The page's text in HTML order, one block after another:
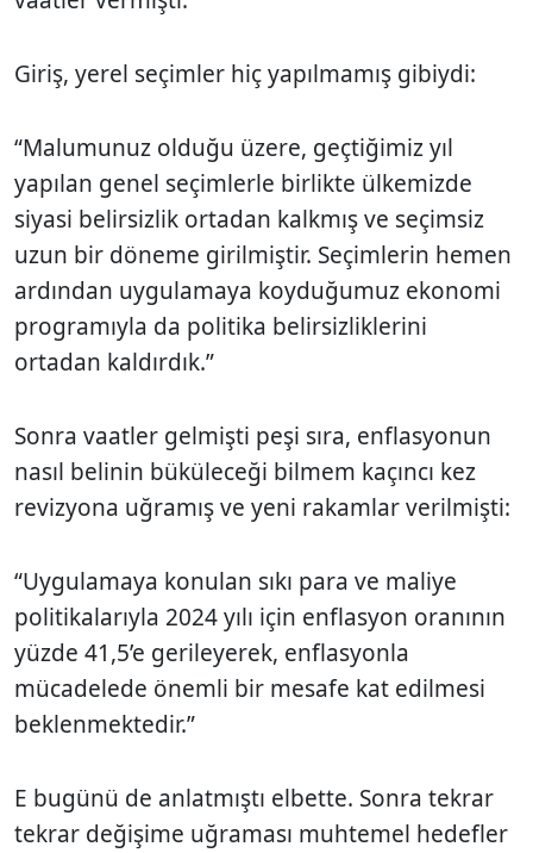
Giriş, yerel seçimler hiç yapılmamış gibiydi:
“Malumunuz olduğu üzere, geçtiğimiz yıl
yapılan genel seçimlerle birlikte ülkemizde
siyasi belirsizlik ortadan kalkmış ve seçimsiz
uzun bir döneme girilmiştir. Seçimlerin hemen
ardından uygulamaya koyduğumuz ekonomi
programıyla da politika belirsizliklerini
ortadan kaldırdık.”
Sonra vaatler gelmişti peşi sıra, enflasyonun
nasıl belinin büküleceği bilmem kaçıncı kez
revizyona uğramış ve yeni rakamlar verilmişti:
“Uygulamaya konulan sıkı para ve maliye
politikalarıyla 2024 yılı için enflasyon oranının
yüzde 41,5’e gerileyerek, enflasyonla
mücadelede önemli bir mesafe kat edilmesi
beklenmektedir.”
E bugünü de anlatmıştı elbette. Sonra tekrar
tekrar değişime uğraması muhtemel hedefler